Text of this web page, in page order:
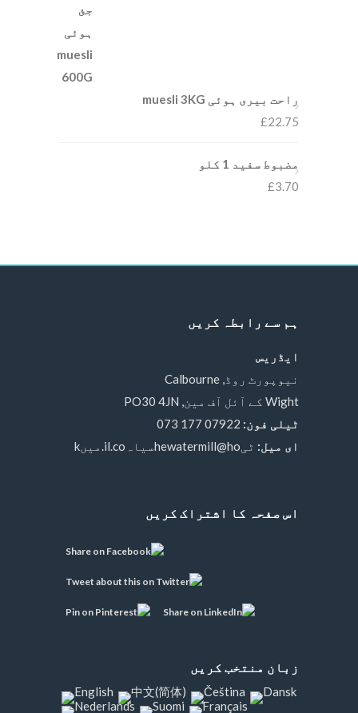
راحت بیری ہوئی muesli 3KG
£22.75
مضبوط سفید 1 کلو
£3.70
ہم سے رابطہ کریں
ایڈریس
نیوپورٹ روڈ, Calbourne
Wight کے آئل آف مین, PO30 4JN
ٹیلی فون:
ای میل: ٹیhewatermill@hoسیاہil.co.میںk
اس صفحہ کا اشتراک کریں
زبان منتخب کریں